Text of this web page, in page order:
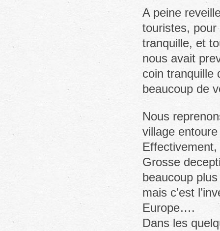
A peine
touristes,
tranquille, et
nous avait
coin tranquille
beaucoup de
Nous
village
Effectivement,
Grosse
beaucoup
mais c’est
Europe….
Dans les